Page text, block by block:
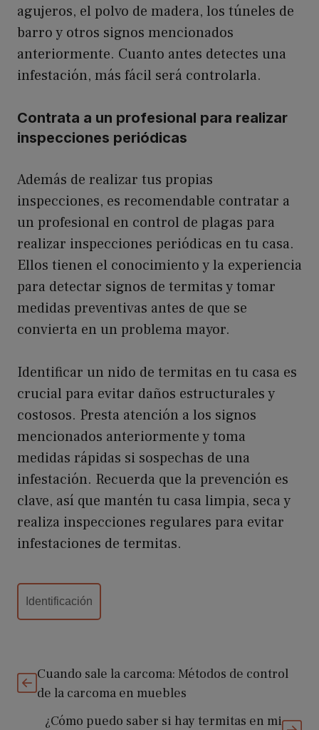
agujeros, el polvo de madera, los túneles de
barro y otros signos mencionados
anteriormente. Cuanto antes detectes una
infestación, más fácil será controlarla.
Contrata a un profesional para realizar
inspecciones periódicas
Además de realizar tus propias
inspecciones, es recomendable contratar a
un profesional en control de plagas para
realizar inspecciones periódicas en tu casa.
Ellos tienen el conocimiento y la experiencia
para detectar signos de termitas y tomar
medidas preventivas antes de que se
convierta en un problema mayor.
Identificar un nido de termitas en tu casa es
crucial para evitar daños estructurales y
costosos. Presta atención a los signos
mencionados anteriormente y toma
medidas rápidas si sospechas de una
infestación. Recuerda que la prevención es
clave, así que mantén tu casa limpia, seca y
realiza inspecciones regulares para evitar
infestaciones de termitas.
Categorías
Identificación
Cuando sale la carcoma: Métodos de control
de la carcoma en muebles
¿Cómo puedo saber si hay termitas en mi